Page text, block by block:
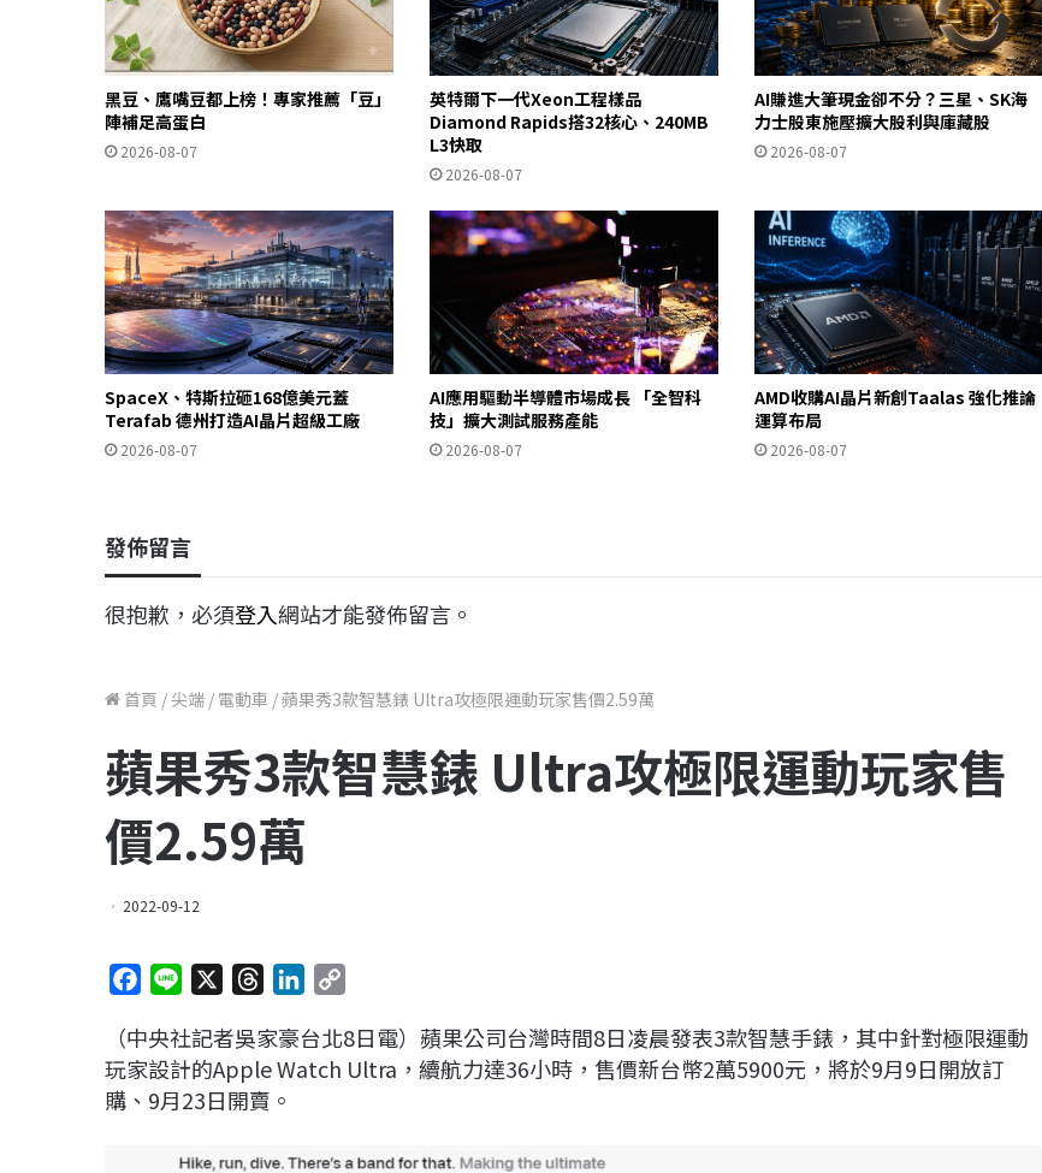
黑豆、鷹嘴豆都上榜！專家推薦「豆」
陣補足高蛋白
2026-08-07
英特爾下一代Xeon工程樣品
Diamond Rapids搭32核心、240MB
L3快取
2026-08-07
AI賺進大筆現金卻不分？三星、SK海
力士股東施壓擴大股利與庫藏股
2026-08-07
SpaceX、特斯拉砸168億美元蓋
Terafab 德州打造AI晶片超級工廠
2026-08-07
AI應用驅動半導體市場成長 「全智科
技」擴大測試服務產能
2026-08-07
AMD收購AI晶片新創Taalas 強化推論
運算布局
2026-08-07
發佈留言
很抱歉，必須登入網站才能發佈留言。